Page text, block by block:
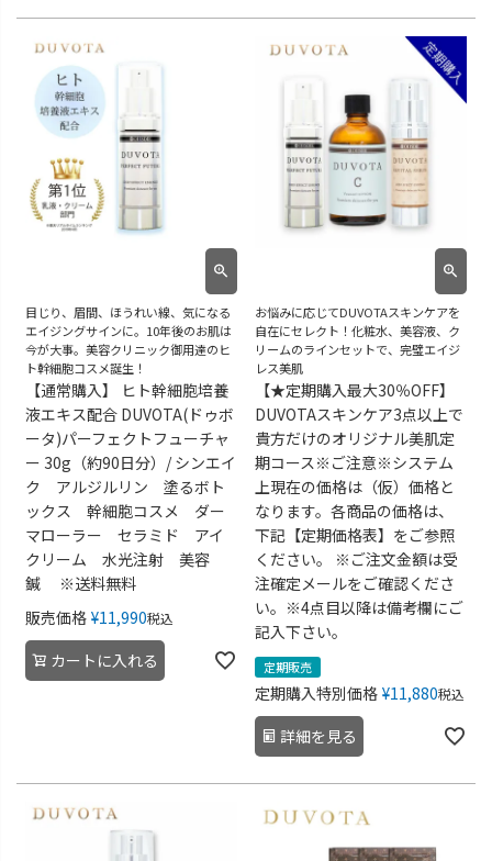
目じり、眉間、ほうれい線、気になる
エイジングサインに。10年後のお肌は
今が大事。美容クリニック御用達のヒ
ト幹細胞コスメ誕生！
【通常購入】 ヒト幹細胞培養
液エキス配合 DUVOTA(ドゥボ
ータ)パーフェクトフューチャ
ー 30g（約90日分）/ シンエイ
ク アルジルリン 塗るボト
ックス 幹細胞コスメ ダー
マローラー セラミド アイ
クリーム 水光注射 美容
鍼 ※送料無料
販売価格 ¥11,990税込
カートに入れる
お悩みに応じてDUVOTAスキンケアを
自在にセレクト！化粧水、美容液、ク
リームのラインセットで、完璧エイジ
レス美肌
【★定期購入最大30％OFF】
DUVOTAスキンケア3点以上で
貴方だけのオリジナル美肌定
期コース※ご注意※システム
上現在の価格は（仮）価格と
なります。各商品の価格は、
下記【定期価格表】をご参照
ください。 ※ご注文金額は受
注確定メールをご確認くださ
い。※4点目以降は備考欄にご
記入下さい。
定期販売
定期購入特別価格 ¥11,880税込
詳細を見る